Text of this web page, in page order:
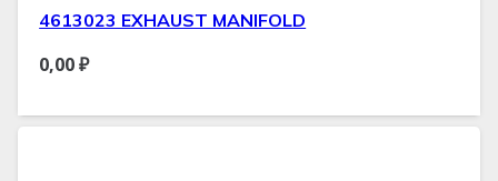
4613023 EXHAUST MANIFOLD
0,00₽